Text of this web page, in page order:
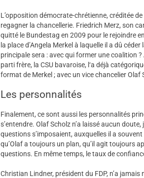
L’opposition démocrate-chrétienne, créditée
regagner la chancellerie. Friedrich Merz, son
quitté le Bundestag en 2009 pour le rejoindre
la place d’Angela Merkel à laquelle il a dû
principale sera : avec qui former une coalition
parti frère, la CSU bavaroise, l‘a déjà
format de Merkel ; avec un vice chancelier Olaf
Les personnalités
Finalement, ce sont aussi les personnalités
s’entendre. Olaf Scholz n’a laissé aucun
questions s’imposaient, auxquelles il a
qu’Olaf a toujours un plan, qu’il agit toujours
questions. En même temps, le taux de
Christian Lindner, président du FDP, n’a